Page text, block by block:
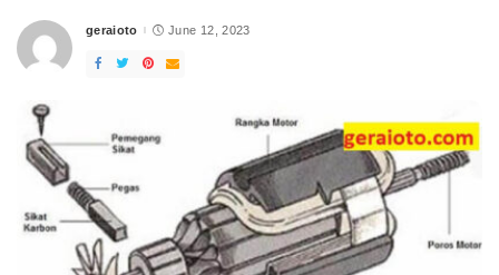
Posted
geraioto June 12, 2023